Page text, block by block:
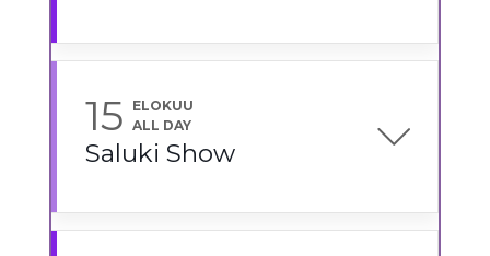
15
ELOKUU
ALL DAY
Saluki Show